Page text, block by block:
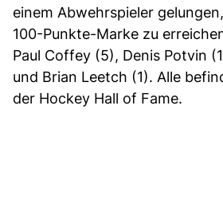
einem Abwehrspieler
100-Punkte-Marke zu
Paul Coffey (5), Denis Potvin
und Brian Leetch (1). Alle
der Hockey Hall of Fame.